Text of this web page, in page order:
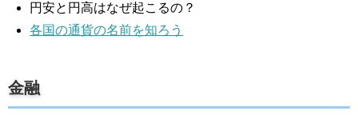
円安と円高はなぜ起こるの？
各国の通貨の名前を知ろう
金融